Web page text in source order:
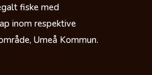
fiske med
inom respektive
Umeå Kommun.